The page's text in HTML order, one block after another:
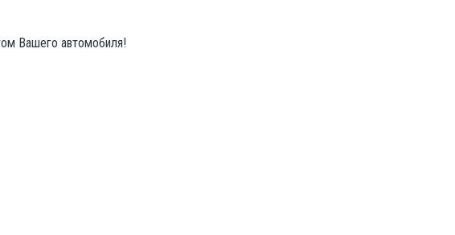
Вашего автомобиля!